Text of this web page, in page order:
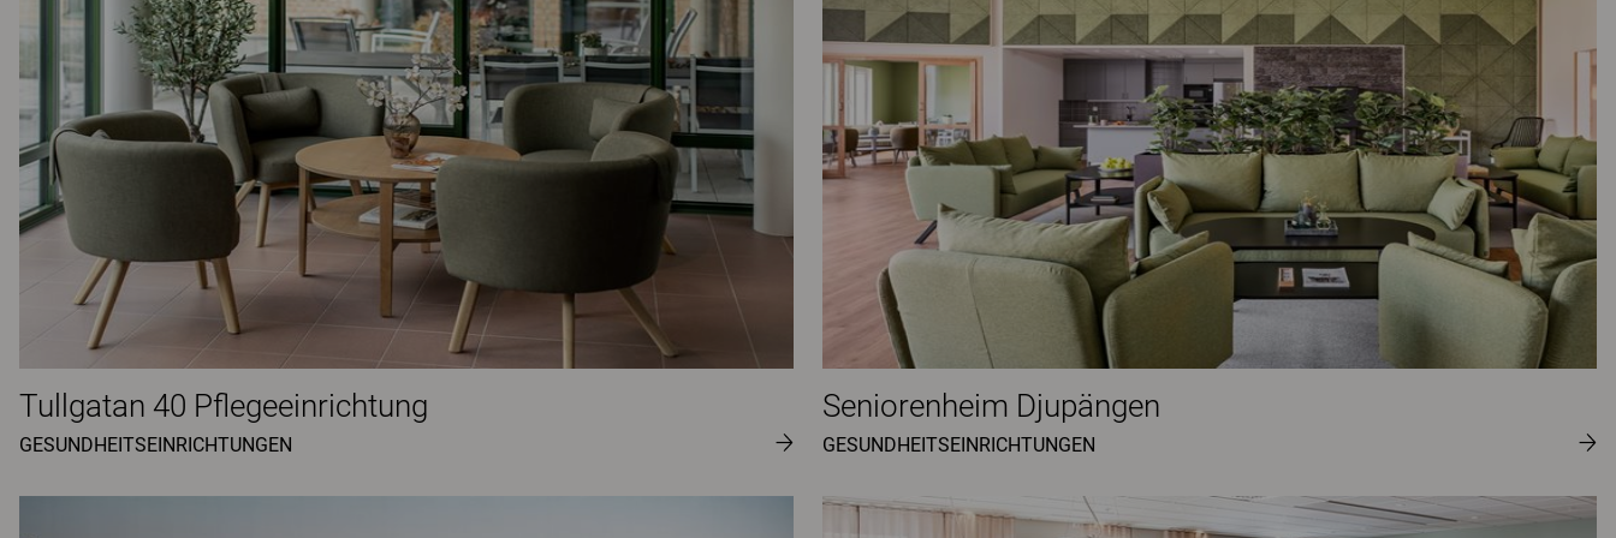
Tullgatan 40 Pflegeeinrichtung
GESUNDHEITSEINRICHTUNGEN
Seniorenheim Djupängen
GESUNDHEITSEINRICHTUNGEN